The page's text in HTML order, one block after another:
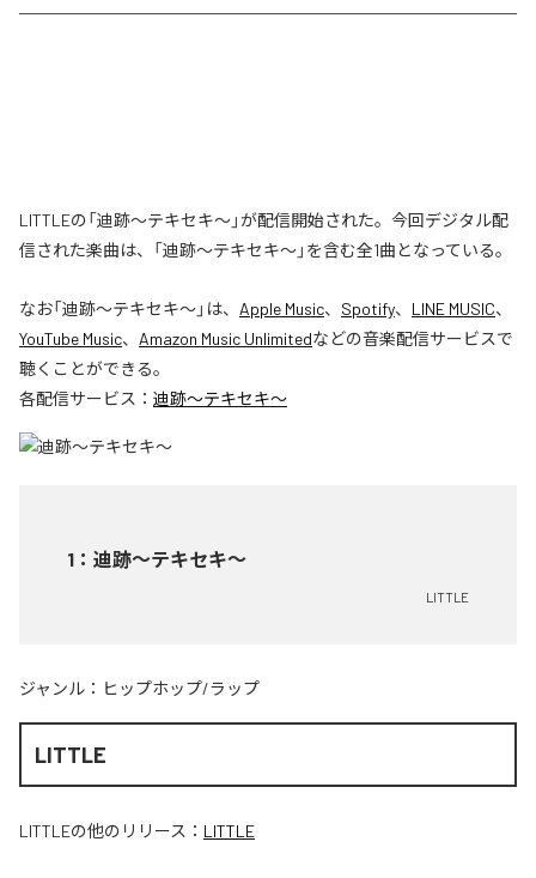
LITTLEの「迪跡〜テキセキ〜」が配信開始された。今回デジタル配
信された楽曲は、「迪跡〜テキセキ〜」を含む全1曲となっている。
なお「迪跡〜テキセキ〜」は、 Apple Music、 Spotify、 LINE MUSIC、
YouTube Music、 Amazon Music Unlimitedなどの音楽配信サービスで
聴くことができる。
各配信サービス： 迪跡〜テキセキ〜
1 ： 迪跡〜テキセキ〜
LITTLE
ジャンル： ヒップホップ/ラップ
LITTLE
LITTLEの他のリリース： LITTLE